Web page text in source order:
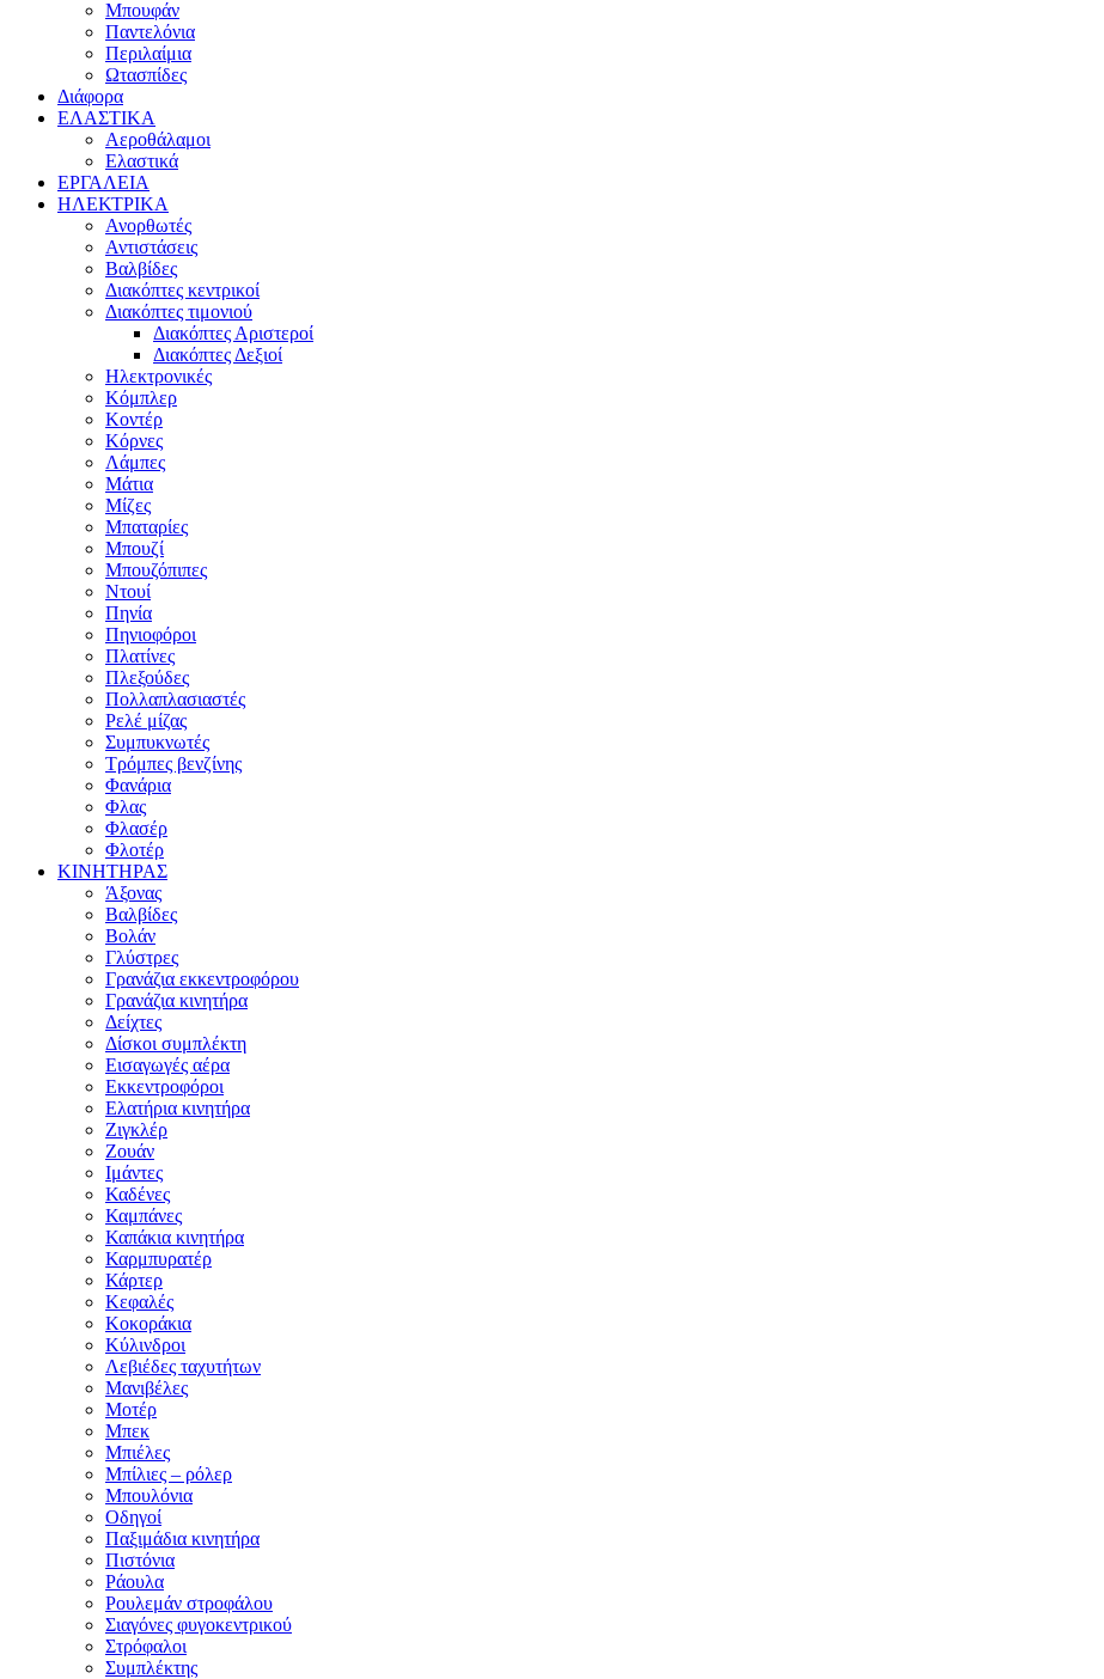
Μπουφάν
Παντελόνια
Περιλαίμια
Ωτασπίδες
Διάφορα
ΕΛΑΣΤΙΚΑ
Αεροθάλαμοι
Ελαστικά
ΕΡΓΑΛΕΙΑ
ΗΛΕΚΤΡΙΚΑ
Ανορθωτές
Αντιστάσεις
Βαλβίδες
Διακόπτες κεντρικοί
Διακόπτες τιμονιού
Διακόπτες Αριστεροί
Διακόπτες Δεξιοί
Ηλεκτρονικές
Κόμπλερ
Κοντέρ
Κόρνες
Λάμπες
Μάτια
Μίζες
Μπαταρίες
Μπουζί
Μπουζόπιπες
Ντουί
Πηνία
Πηνιοφόροι
Πλατίνες
Πλεξούδες
Πολλαπλασιαστές
Ρελέ μίζας
Συμπυκνωτές
Τρόμπες βενζίνης
Φανάρια
Φλας
Φλασέρ
Φλοτέρ
ΚΙΝΗΤΗΡΑΣ
Άξονας
Βαλβίδες
Βολάν
Γλύστρες
Γρανάζια εκκεντροφόρου
Γρανάζια κινητήρα
Δείχτες
Δίσκοι συμπλέκτη
Εισαγωγές αέρα
Εκκεντροφόροι
Ελατήρια κινητήρα
Ζιγκλέρ
Ζουάν
Ιμάντες
Καδένες
Καμπάνες
Καπάκια κινητήρα
Καρμπυρατέρ
Κάρτερ
Κεφαλές
Κοκοράκια
Κύλινδροι
Λεβιέδες ταχυτήτων
Μανιβέλες
Μοτέρ
Μπεκ
Μπιέλες
Μπίλιες – ρόλερ
Μπουλόνια
Οδηγοί
Παξιμάδια κινητήρα
Πιστόνια
Ράουλα
Ρουλεμάν στροφάλου
Σιαγόνες φυγοκεντρικού
Στρόφαλοι
Συμπλέκτης